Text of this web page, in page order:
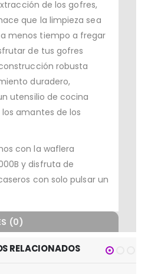
de los gofres,
que la limpieza sea
menos tiempo a fregar
de tus gofres
robusta
duradero,
utensilio de cocina
amantes de los
con la waflera
y disfruta de
con solo pulsar un
(0)
RELACIONADOS